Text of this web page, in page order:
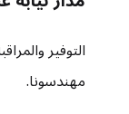
التوفير
مهندسونا.